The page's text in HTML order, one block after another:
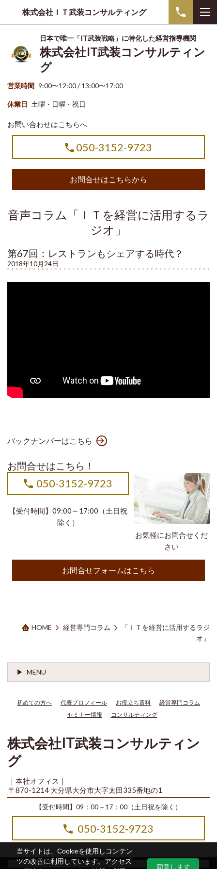
当サイトは、Cookieを使用しコンテン
ツの改善に利用しています。アクセス
同意します
株式会社ＩＴ武装コンサルティング
日本で唯一「IT武装戦略」に特化した経営指導機関
株式会社IT武装コンサルティン
グ
営業時間 9:00〜12:00 / 13:00〜17:00
休業日 土曜・日曜・祝日
お問い合わせはこちらへ
050-3152-9723
お問合せはこちらから
音声コラム「ＩＴを経営に活用するラ
ジオ」
第67回：レストランもシェアする時代？
2018年10月24日
バックナンバーはこちら
お問合せはこちら！
お気軽にお問合せくだ
さい
050-3152-9723
【受付時間】09:00～17:00（土日祝
除く）
お問合せフォームはこちら
HOME 経営専門コラム
「ＩＴを経営に活用するラジ
オ」
MENU
初めての方へ 代表プロフィール お役立ち資料
経営専門コラム
セミナー情報
コンサルティング
株式会社IT武装コンサルティン
グ
｜本社オフィス｜
〒870-1214 大分県大分市大字太田335番地の1
【受付時間】09：00～17：00（土日祝を除く）
050-3152-9723
Copyright© 2014-2026 株式会社IT武装コンサルティング All Rights Reserved.